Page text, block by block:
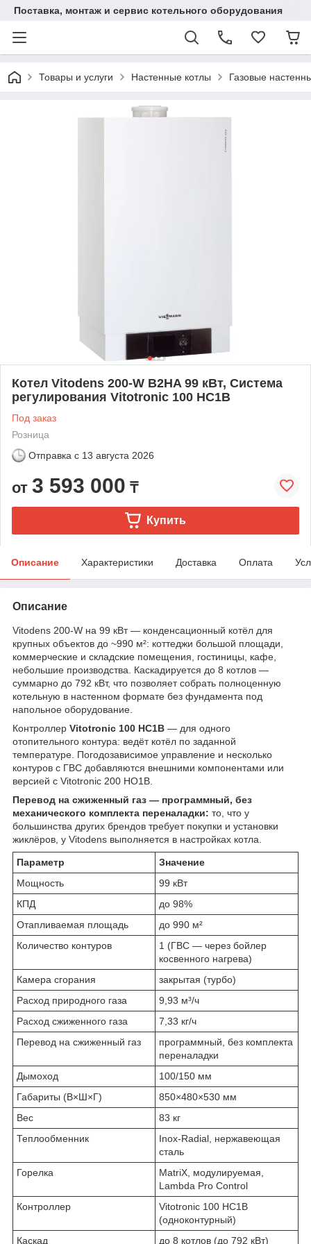
Поставка, монтаж и сервис котельного оборудования
Товары и услуги Настенные котлы Газовые
Котел Vitodens 200-W B2HA 99 кВт, Система
регулирования Vitotronic 100 HC1B
Под заказ
Розница
Отправка с 13 августа 2026
от 3 593 000 ₸
Купить
Описание Характеристики Доставка Оплата
Описание
Vitodens 200-W на 99 кВт — конденсационный котёл для
крупных объектов до ~990 м²: коттеджи большой площади,
коммерческие и складские помещения, гостиницы, кафе,
небольшие производства. Каскадируется до 8 котлов —
суммарно до 792 кВт, что позволяет собрать полноценную
котельную в настенном формате без фундамента под
напольное оборудование.
Контроллер Vitotronic 100 HC1B — для одного
отопительного контура: ведёт котёл по заданной
температуре. Погодозависимое управление и несколько
контуров с ГВС добавляются внешними компонентами или
версией с Vitotronic 200 HO1B.
Перевод на сжиженный газ — программный, без
механического комплекта переналадки: то, что у
большинства других брендов требует покупки и установки
жиклёров, у Vitodens выполняется в настройках котла.
Параметр
Значение
Мощность
99 кВт
КПД
до 98%
Отапливаемая площадь
до 990 м²
Количество контуров
1 (ГВС — через бойлер
косвенного нагрева)
Камера сгорания
закрытая (турбо)
Расход природного газа
9,93 м³/ч
Расход сжиженного газа
7,33 кг/ч
Перевод на сжиженный газ
программный, без комплекта
переналадки
Дымоход
100/150 мм
Габариты (В×Ш×Г)
850×480×530 мм
Вес
83 кг
Теплообменник
Inox-Radial, нержавеющая
сталь
Горелка
MatriX, модулируемая,
Lambda Pro Control
Контроллер
Vitotronic 100 HC1B
(одноконтурный)
Каскад
до 8 котлов (до 792 кВт)